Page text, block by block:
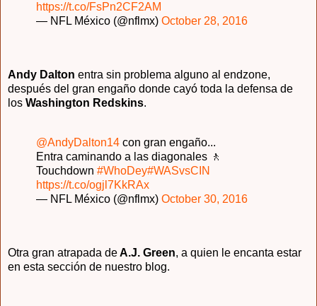
https://t.co/FsPn2CF2AM
— NFL México (@nflmx) October 28, 2016
Andy Dalton entra sin problema alguno al endzone,
después del gran engaño donde cayó toda la defensa de
los Washington Redskins.
@AndyDalton14 con gran engaño...
Entra caminando a las diagonales 🚶
Touchdown #WhoDey#WASvsCIN
https://t.co/ogjl7KkRAx
— NFL México (@nflmx) October 30, 2016
Otra gran atrapada deA.J. Green, a quien le encanta estar
en esta sección de nuestro blog.